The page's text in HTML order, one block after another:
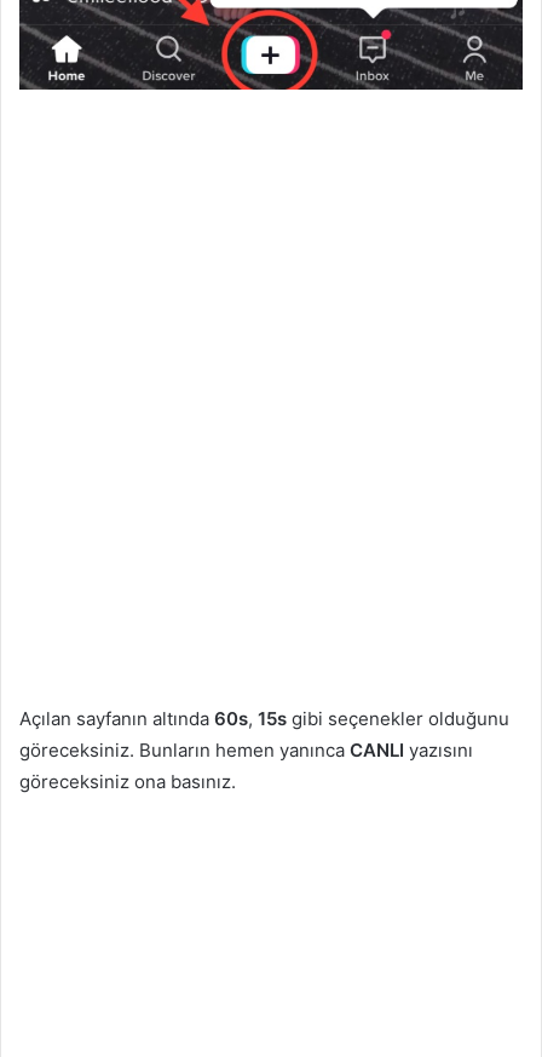
Açılan sayfanın altında 60s, 15s gibi seçenekler olduğunu
göreceksiniz. Bunların hemen yanınca CANLI yazısını
göreceksiniz ona basınız.